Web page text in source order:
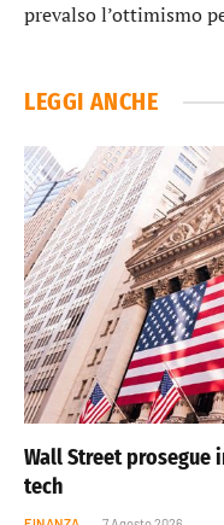
prevalso l’ottimismo
LEGGI ANCHE
Wall Street prosegue
tech